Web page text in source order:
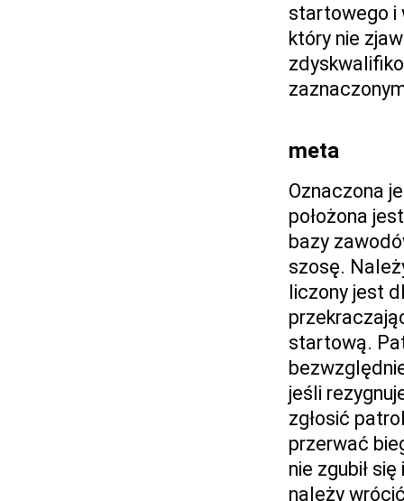
startowego i
który nie
meta
Oznaczona
położona
bazy
szosę.
liczony jest
startową.
jeśli
zgłosić
przerwać
nie zgubił
należy